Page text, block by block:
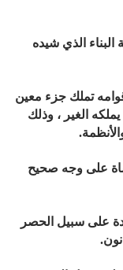
الذي شيده
قوامه تملك جزء معين
يملكه الغير ، وذلك
على وجه صحيح
على سبيل الحصر